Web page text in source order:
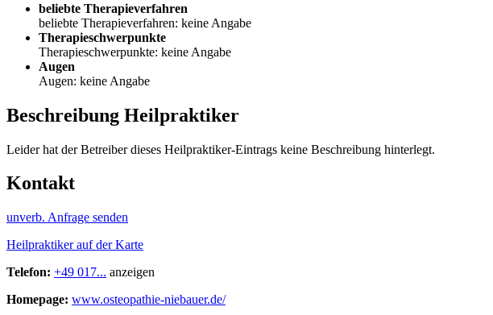
beliebte Therapieverfahren
beliebte Therapieverfahren: keine Angabe
Therapieschwerpunkte
Therapieschwerpunkte: keine Angabe
Augen
Augen: keine Angabe
Beschreibung Heilpraktiker
Leider hat der Betreiber dieses Heilpraktiker-Eintrags keine Beschreibung hinterlegt.
Kontakt
unverb. Anfrage senden
Heilpraktiker auf der Karte
Telefon: +49 017... anzeigen
Homepage: www.osteopathie-niebauer.de/